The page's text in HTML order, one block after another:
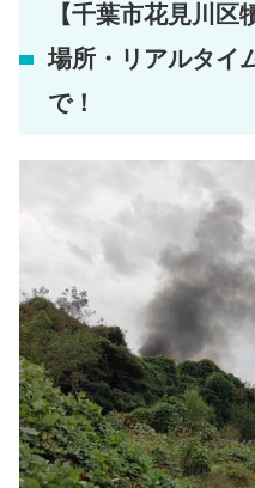
【千葉市花見川
場所・リアルタイ
で！